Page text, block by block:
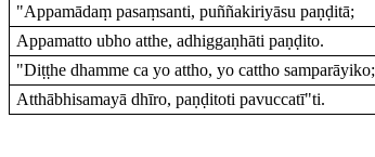
"Appamādaṃ pasaṃsanti, puññakiriyāsu paṇḍitā;
Appamatto ubho atthe, adhiggaṇhāti paṇḍito.
"Diṭṭhe dhamme ca yo attho, yo cattho samparāyiko;
Atthābhisamayā dhīro, paṇḍitoti pavuccatī"ti.